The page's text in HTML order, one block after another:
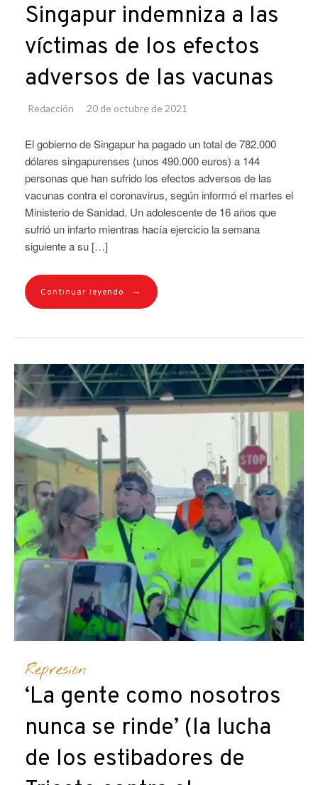
Singapur indemniza a las
víctimas de los efectos
adversos de las vacunas
Redacción 20 de octubre de 2021
El gobierno de Singapur ha pagado un total de 782.000
dólares singapurenses (unos 490.000 euros) a 144
personas que han sufrido los efectos adversos de las
vacunas contra el coronavirus, según informó el martes el
Ministerio de Sanidad. Un adolescente de 16 años que
sufrió un infarto mientras hacía ejercicio la semana
siguiente a su […]
Continuar leyendo →
Represión
‘La gente como nosotros
nunca se rinde’ (la lucha
de los estibadores de